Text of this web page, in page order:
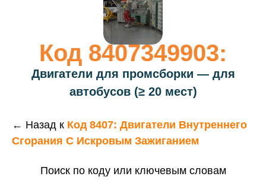
Код 8407349903:
Двигатели для промсборки — для
автобусов (≥ 20 мест)
← Назад к Код 8407: Двигатели Внутреннего
Сгорания С Искровым Зажиганием
Поиск по коду или ключевым словам